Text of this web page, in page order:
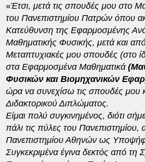
«Έτσι, μετά τις σπουδές μου στο
του Πανεπιστημίου Πατρών όπου
Κατεύθυνση της Εφαρμοσμένης
Μαθηματικής Φυσικής, μετά και από
Μεταπτυχιακές μου σπουδές (στο
στα Εφαρμοσμένα Μαθηματικά
Φυσικών και Βιομηχανικών
ώρα να συνεχίσω τις σπουδές μου
Διδακτορικού Διπλώματος.
Είμαι πολύ συγκινημένος, διότι
πάλι τις πύλες του
Πανεπιστημίου Αθηνών ως
Συγκεκριμένα έγινα δεκτός από τη